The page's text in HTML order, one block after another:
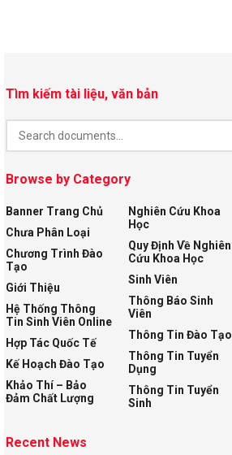
Tìm kiếm tài liệu, văn bản
Document
Browse by Category
Banner Trang Chủ
Chưa Phân Loại
Chương Trình Đào
Tạo
Giới Thiệu
Hệ Thống Thông
Tin Sinh Viên Online
Hợp Tác Quốc Tế
Kế Hoạch Đào Tạo
Khảo Thí – Bảo
Đảm Chất Lượng
Nghiên Cứu Khoa
Học
Quy Định Về Nghiên
Cứu Khoa Học
Sinh Viên
Thông Báo Sinh
Viên
Thông Tin Đào Tạo
Thông Tin Tuyển
Dụng
Thông Tin Tuyển
Sinh
Recent News